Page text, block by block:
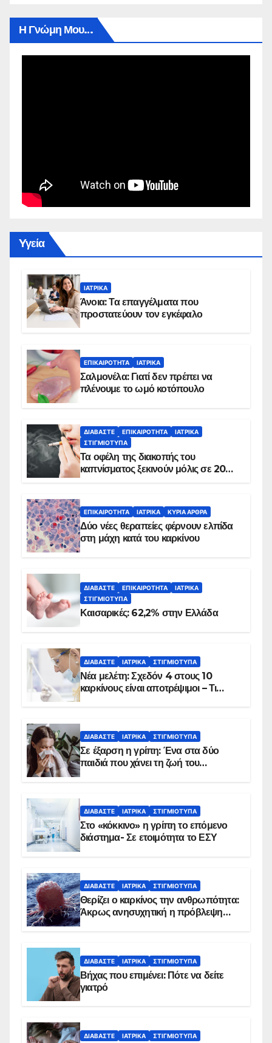
Η Γνώμη Μου…
Yγεία
ΙΑΤΡΙΚΆ
Άνοια: Τα επαγγέλματα που
προστατεύουν τον εγκέφαλο
ΕΠΙΚΑΙΡΌΤΗΤΑ ΙΑΤΡΙΚΆ
Σαλμονέλα: Γιατί δεν πρέπει να
πλένουμε το ωμό κοτόπουλο
ΔΙΑΒΆΣΤΕ ΕΠΙΚΑΙΡΌΤΗΤΑ
ΙΑΤΡΙΚΆ
ΣΤΙΓΜΙΌΤΥΠΑ
Τα οφέλη της διακοπής του
καπνίσματος ξεκινούν μόλις σε 20
ΕΠΙΚΑΙΡΌΤΗΤΑ ΙΑΤΡΙΚΆ ΚΥΡΙΑ ΑΡΘΡΑ
Δύο νέες θεραπείες φέρνουν ελπίδα
στη μάχη κατά του καρκίνου
ΔΙΑΒΆΣΤΕ ΕΠΙΚΑΙΡΌΤΗΤΑ
ΙΑΤΡΙΚΆ
ΣΤΙΓΜΙΌΤΥΠΑ
Καισαρικές: 62,2% στην Ελλάδα
ΔΙΑΒΆΣΤΕ ΙΑΤΡΙΚΆ ΣΤΙΓΜΙΌΤΥΠΑ
Νέα μελέτη: Σχεδόν 4 στους 10
καρκίνους είναι αποτρέψιμοι – Τι
ΔΙΑΒΆΣΤΕ ΙΑΤΡΙΚΆ ΣΤΙΓΜΙΌΤΥΠΑ
Σε έξαρση η γρίπη: Ένα στα δύο
παιδιά που χάνει τη ζωή του
ΔΙΑΒΆΣΤΕ ΙΑΤΡΙΚΆ ΣΤΙΓΜΙΌΤΥΠΑ
Στο «κόκκινο» η γρίπη το επόμενο
διάστημα- Σε ετοιμότητα το ΕΣΥ
ΔΙΑΒΆΣΤΕ ΙΑΤΡΙΚΆ ΣΤΙΓΜΙΌΤΥΠΑ
Θερίζει ο καρκίνος την ανθρωπότητα:
Άκρως ανησυχητική η πρόβλεψη…
ΔΙΑΒΆΣΤΕ ΙΑΤΡΙΚΆ ΣΤΙΓΜΙΌΤΥΠΑ
Βήχας που επιμένει: Πότε να δείτε
γιατρό
ΔΙΑΒΆΣΤΕ ΙΑΤΡΙΚΆ ΣΤΙΓΜΙΌΤΥΠΑ